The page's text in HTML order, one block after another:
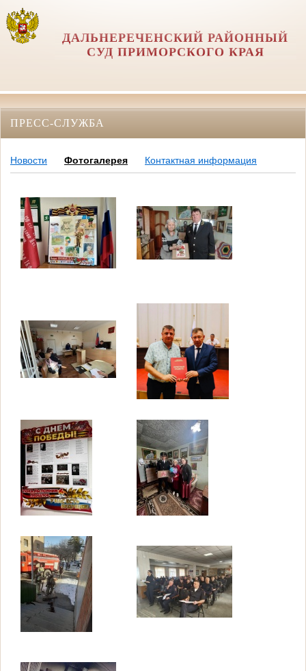
ДАЛЬНЕРЕЧЕНСКИЙ РАЙОННЫЙ
СУД ПРИМОРСКОГО КРАЯ
ПРЕСС-СЛУЖБА
Новости Фотогалерея Контактная информация